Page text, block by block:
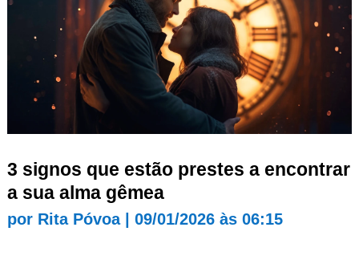
3 signos que estão prestes a encontrar
a sua alma gêmea
por Rita Póvoa| 09/01/2026 às 06:15